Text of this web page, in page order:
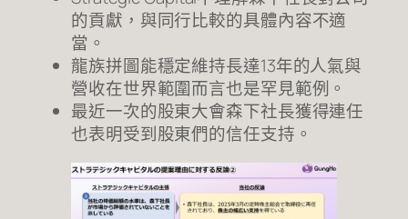
的貢獻，與同行比較的具體內容不適
當。
龍族拼圖能穩定維持長達13年的人氣與
營收在世界範圍而言也是罕見範例。
最近一次的股東大會森下社長獲得連任
也表明受到股東們的信任支持。